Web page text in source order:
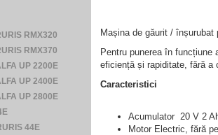
RMX320
RMX370
UP 2200E
UP 2400E
UP 2800E
44E
Mașina de găurit / înșurubat
Pentru punerea în
eficiență și rapiditate, fără a
Caracteristici
Acumulator 20 V 2
Motor Electric, fără